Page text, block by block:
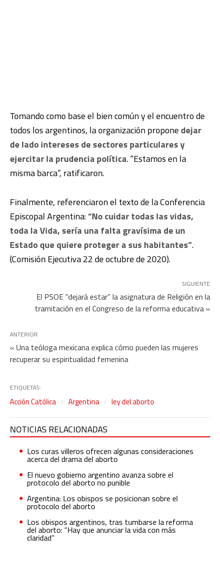
Tomando como base el bien común y el encuentro de
todos los argentinos, la organización propone dejar
de lado intereses de sectores particulares y
ejercitar la prudencia política. “Estamos en la
misma barca”, ratificaron.
Finalmente, referenciaron el texto de la Conferencia
Episcopal Argentina:“No cuidar todas las vidas,
toda la Vida, sería una falta gravísima de un
Estado que quiere proteger a sus habitantes”.
(Comisión Ejecutiva 22 de octubre de 2020).
SIGUIENTE
El PSOE “dejará estar” la asignatura de Religión en la
tramitación en el Congreso de la reforma educativa »
ANTERIOR
« Una teóloga mexicana explica cómo pueden las mujeres
recuperar su espiritualidad femenina
ETIQUETAS:
Acción Católica Argentina ley del aborto
NOTICIAS RELACIONADAS
Los curas villeros ofrecen algunas consideraciones
acerca del drama del aborto
El nuevo gobierno argentino avanza sobre el
protocolo del aborto no punible
Argentina: Los obispos se posicionan sobre el
protocolo del aborto
Los obispos argentinos, tras tumbarse la reforma
del aborto: “Hay que anunciar la vida con más
claridad”